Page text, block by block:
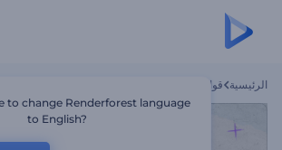
الرئيسية قوالب
to change Renderforest language
to English?